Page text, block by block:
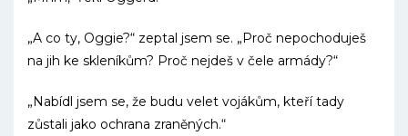
„A co ty, Oggie?“ zeptal jsem se. „Proč nepochoduješ
na jih ke skleníkům? Proč nejdeš v čele armády?“
„Nabídl jsem se, že budu velet vojákům, kteří tady
zůstali jako ochrana zraněných.“